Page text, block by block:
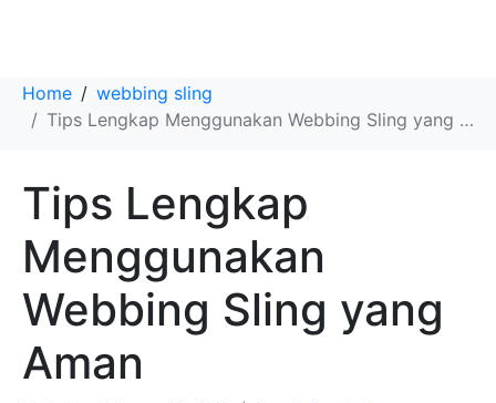
Home
webbing sling
Tips Lengkap Menggunakan Webbing Sling yang Aman
Tips Lengkap
Menggunakan
Webbing Sling yang
Aman